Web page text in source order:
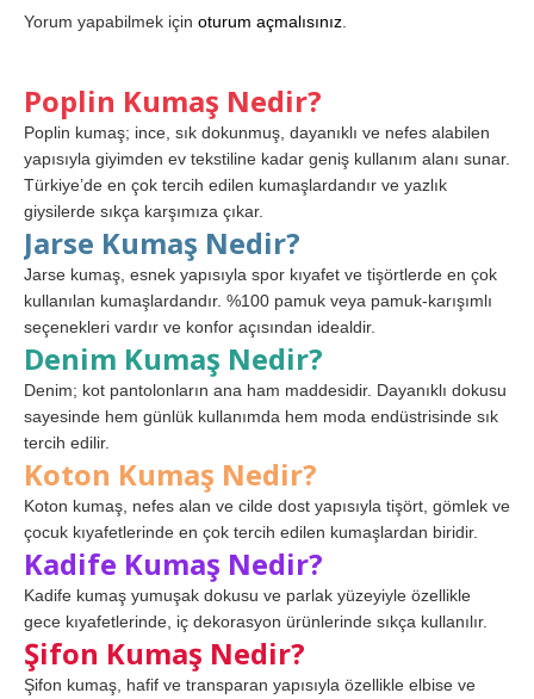
Yorum yapabilmek için oturum açmalısınız
Poplin Kumaş Nedir?
Poplin kumaş; ince, sık dokunmuş, dayanıklı ve nefes alabilen
yapısıyla giyimden ev tekstiline kadar geniş kullanım alanı sunar.
Türkiye’de en çok tercih edilen kumaşlardandır ve yazlık
giysilerde sıkça karşımıza çıkar.
Jarse Kumaş Nedir?
Jarse kumaş, esnek yapısıyla spor kıyafet ve tişörtlerde en çok
kullanılan kumaşlardandır. %100 pamuk veya pamuk-karışımlı
seçenekleri vardır ve konfor açısından idealdir.
Denim Kumaş Nedir?
Denim; kot pantolonların ana ham maddesidir. Dayanıklı dokusu
sayesinde hem günlük kullanımda hem moda endüstrisinde sık
tercih edilir.
Koton Kumaş Nedir?
Koton kumaş, nefes alan ve cilde dost yapısıyla tişört, gömlek ve
çocuk kıyafetlerinde en çok tercih edilen kumaşlardan biridir.
Kadife Kumaş Nedir?
Kadife kumaş yumuşak dokusu ve parlak yüzeyiyle özellikle
gece kıyafetlerinde, iç dekorasyon ürünlerinde sıkça kullanılır.
Şifon Kumaş Nedir?
Şifon kumaş, hafif ve transparan yapısıyla özellikle elbise ve